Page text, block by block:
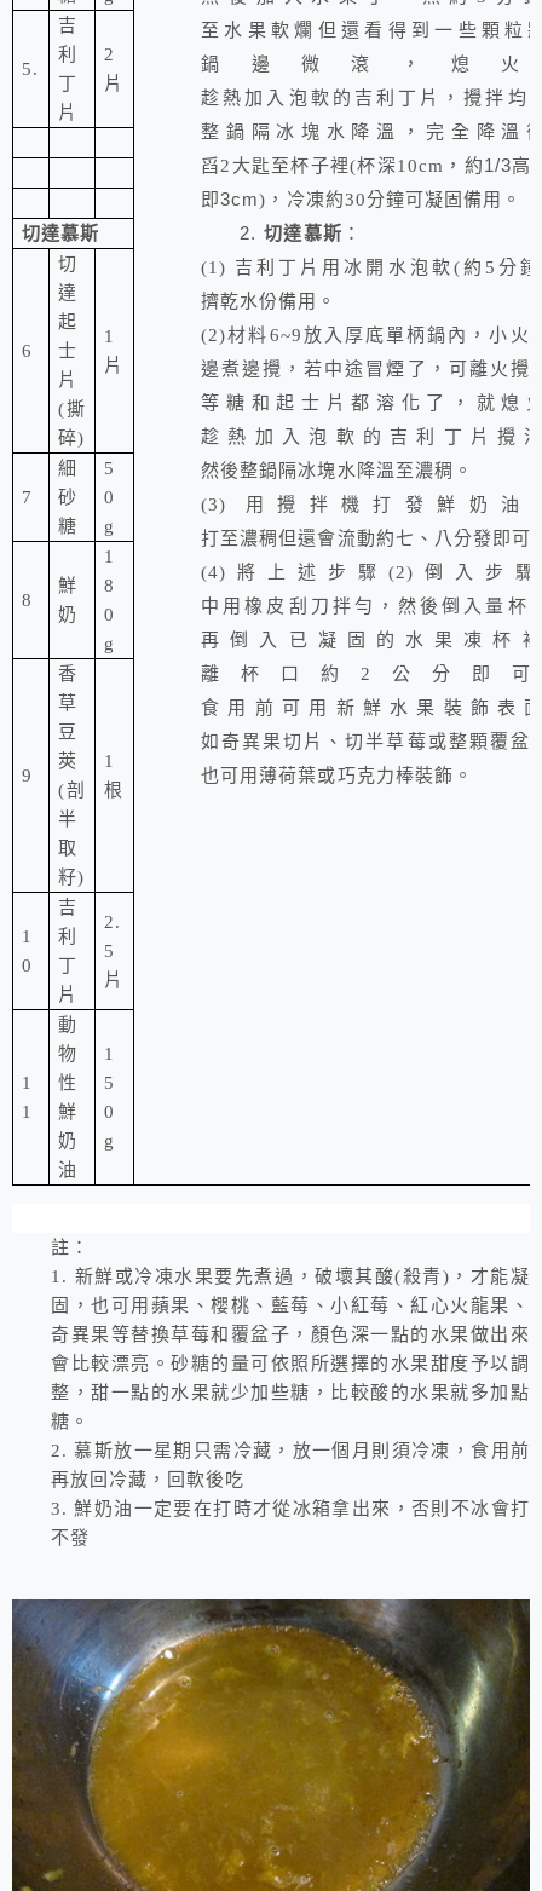
至水果軟爛但還看得到一些顆粒
鍋邊微滾，熄火
趁熱加入泡軟的吉利丁片，攪拌均
整鍋隔冰塊水降溫，完全降溫
舀2 大匙至杯子裡(杯深10cm ， 約1/3高
即3cm) ，冷凍約30分鐘可凝固備用。
2. 切達慕斯 ：
(1) 吉利丁片 用冰開水泡軟(約 5 分鐘
擠乾水份備用。
(2)材料6~9放入厚底單柄鍋內，小火
邊煮邊攪，若中途冒煙了，可離火攪
等糖和起士片都溶化了，就熄
趁熱加入泡軟的吉利丁片攪
然後整鍋隔冰塊水降溫至濃稠。
(3) 用攪拌機打發鮮奶油
打至濃稠但還會流動約七、八分發即可
(4) 將上述步驟 (2) 倒入步
中用橡皮刮刀拌勻，然後倒入量杯
再倒入已凝固的水果凍杯
離杯口約 2
公分即可
食用前可用新鮮水果裝飾表
如奇異果切片、切半草莓或整顆覆盆
也可用薄荷葉或巧克力棒裝飾。
5.
吉
利
丁
片
2
片
切達慕斯
6
切
達
起
士
片
(撕
碎)
1
片
7
細
砂
糖
5
0
g
8
鮮
奶
1
8
0
g
9
香
草
豆
莢
(剖
半
取
籽)
1
根
1
0
吉
利
丁
片
2.
5
片
1
1
動
物
性
鮮
奶
油
1
5
0
g
註：
1. 新鮮或冷凍水果要先煮過，破壞其酸(殺青) ，才能凝
固，也可用蘋果、櫻桃、藍莓、小紅莓、紅心火龍果、
奇異果等替換草莓和覆盆子，顏色深一點的水果做出來
會比較漂亮。砂糖的量可依照所選擇的水果甜度予以調
整，甜一點的水果就少加些糖，比較酸的水果就多加點
糖。
2.慕斯放一星期只需冷藏，放一個月則須冷凍，食用前
再放回冷藏，回軟後吃
3.鮮奶油一定要在打時才從冰箱拿出來，否則不冰會打
不發